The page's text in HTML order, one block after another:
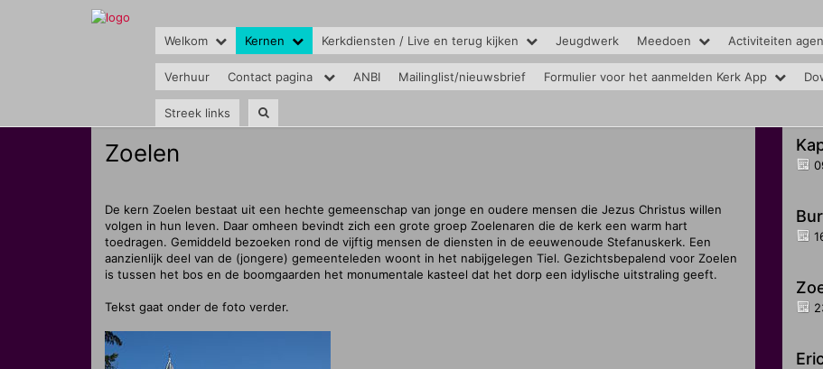
Welkom Kernen Kerkdiensten / Live en terug kijken Jeugdwerk Meedoen Activiteiten
Verhuur Contact pagina ANBI Mailinglist/nieuwsbrief Formulier voor het aanmelden Kerk App
Streek links
Zoelen
De kern Zoelen bestaat uit een hechte gemeenschap van jonge en oudere mensen die Jezus Christus willen
volgen in hun leven. Daar omheen bevindt zich een grote groep Zoelenaren die de kerk een warm hart
toedragen. Gemiddeld bezoeken rond de vijftig mensen de diensten in de eeuwenoude Stefanuskerk. Een
aanzienlijk deel van de (jongere) gemeenteleden woont in het nabijgelegen Tiel. Gezichtsbepalend voor Zoelen
is tussen het bos en de boomgaarden het monumentale kasteel dat het dorp een idylische uitstraling geeft.
Tekst gaat onder de foto verder.